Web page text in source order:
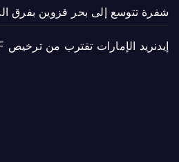
شفرة تتوسع إلى بحر قزوين بفرق
إيدنريد الإمارات تقترب من ترخيص SVF بخطوة جديدة